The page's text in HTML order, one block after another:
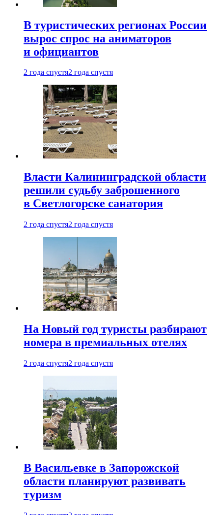
В туристических регионах России
вырос спрос на аниматоров
и официантов
2 года спустя2 года спустя
Власти Калининградской области
решили судьбу заброшенного
в Светлогорске санатория
2 года спустя2 года спустя
На Новый год туристы разбирают
номера в премиальных отелях
2 года спустя2 года спустя
В Васильевке в Запорожской
области планируют развивать
туризм